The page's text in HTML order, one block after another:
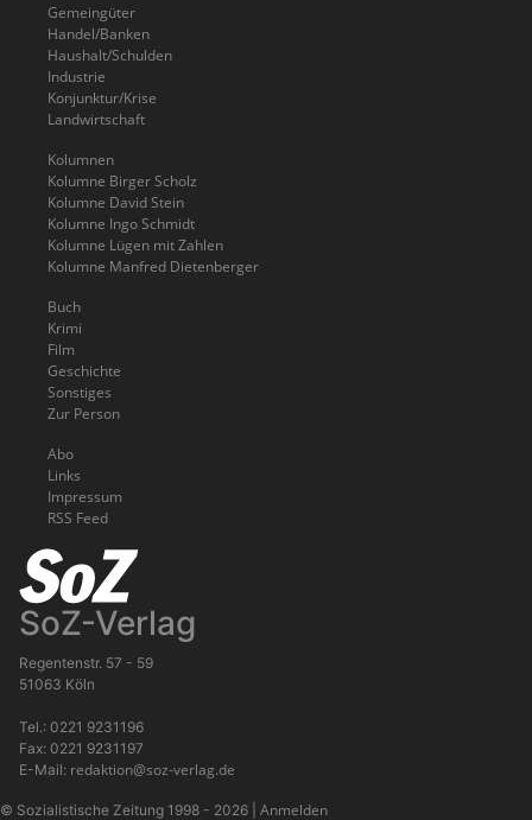
Gemeingüter
Handel/Banken
Haushalt/Schulden
Industrie
Konjunktur/Krise
Landwirtschaft
Kolumnen
Kolumne Birger Scholz
Kolumne David Stein
Kolumne Ingo Schmidt
Kolumne Lügen mit Zahlen
Kolumne Manfred Dietenberger
Buch
Krimi
Film
Geschichte
Sonstiges
Zur Person
Abo
Links
Impressum
RSS Feed
SoZ-Verlag
Regentenstr. 57 - 59
51063 Köln
Tel.: 0221 9231196
Fax: 0221 9231197
E-Mail: redaktion@soz-verlag.de
© Sozialistische Zeitung 1998 - 2026 Anmelden